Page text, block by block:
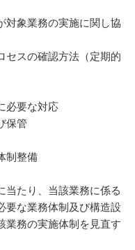
対象業務の実施に関し協
セスの確認方法（定期的
必要な対応
保管
制整備
当たり、当該業務に係る
要な業務体制及び構造設
業務の実施体制を見直す